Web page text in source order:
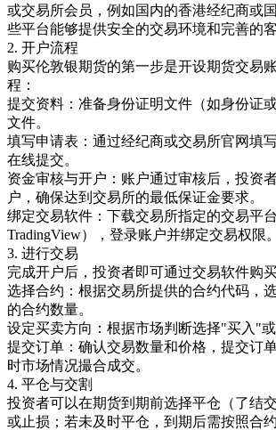
或交易所会员，例如国内的香港经纪商或
些平台能够提供安全的交易环境和完善的客
2. 开户流程
购买伦敦银期货的第一步是开设期货交易
程：
提交资料：准备身份证明文件（如身份证
文件。
填写申请表：通过经纪商或交易所官网填
在线提交。
资金审核与开户：账户通过审核后，投资
户，确保达到交易所的最低保证金要求。
绑定交易软件：下载交易所指定的交易平台
TradingView），登录账户并绑定交易权限。
3. 进行交易
完成开户后，投资者即可通过交易软件购
选择合约：根据交易所提供的合约代码，
的合约数量。
设定买卖方向：根据市场判断选择"买入"或
提交订单：确认交易数量和价格，提交订
时市场情况撮合成交。
4. 平仓与交割
投资者可以在期货到期前选择平仓（了结
或止损；若未及时平仓，到期后需按照合